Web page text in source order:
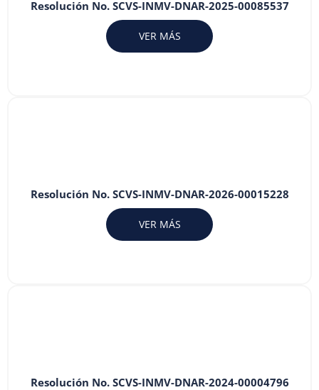
Resolución No. SCVS-INMV-DNAR-2025-00085537
VER MÁS
Resolución No. SCVS-INMV-DNAR-2026-00015228
VER MÁS
Resolución No. SCVS-INMV-DNAR-2024-00004796